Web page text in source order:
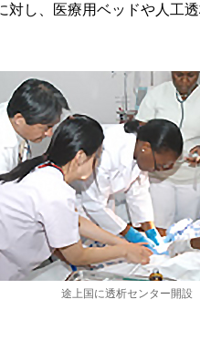
し、医療用ベッドや人工
途上国に透析センター開設